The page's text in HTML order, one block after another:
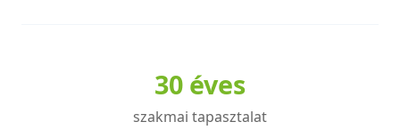
30 éves
szakmai tapasztalat